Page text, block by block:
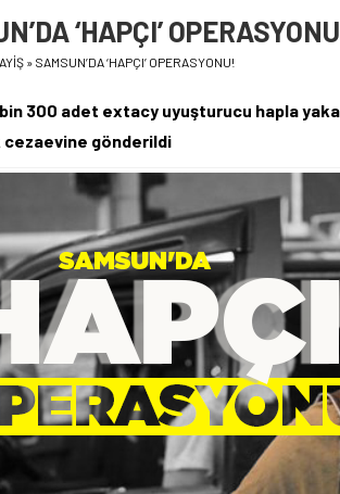
‘HAPÇI’
» SAMSUN’DA ‘HAPÇI’ OPERASYONU!
bin 300 adet extacy uyuşturucu hapla
gönderildi